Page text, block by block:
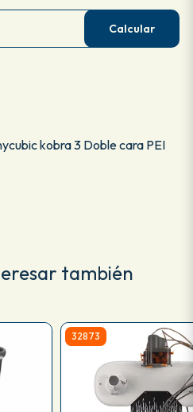
Calcular
kobra 3 Doble cara PEI
también
32873